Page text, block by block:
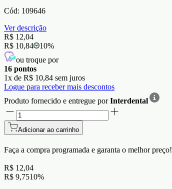
Cód: 109646
Ver descrição
R$ 12,04
R$ 10,84
10%
ou troque por
16 pontos
1x de R$ 10,84 sem juros
Logue para receber mais descontos
Produto fornecido e entregue porInterdental
Adicionar ao carrinho
Faça a compra programada e garanta o melhor preço!
R$ 12,04
R$ 9,7510%